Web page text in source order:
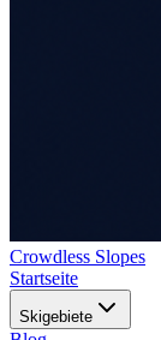
Crowdless Slopes
Startseite
Skigebiete